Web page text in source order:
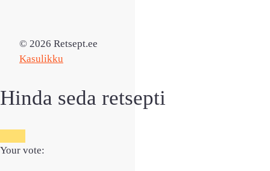
© 2026 Retsept.ee
Kasulikku
Hinda seda retsepti
Your vote: